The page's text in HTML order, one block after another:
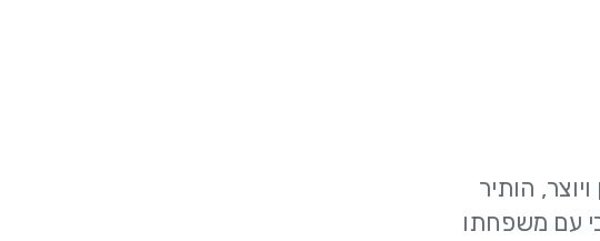
הותיר
עם משפחתו